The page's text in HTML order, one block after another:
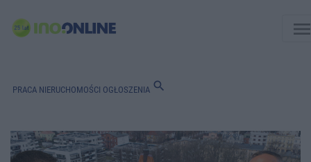
PRACA NIERUCHOMOŚCI OGŁOSZENIA search